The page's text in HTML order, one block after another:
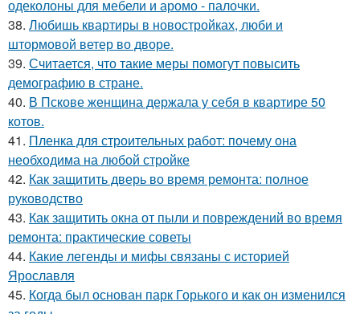
одеколоны для мебели и аромо - палочки.
38. Любишь квартиры в новостройках, люби и
штормовой ветер во дворе.
39. Считается, что такие меры помогут повысить
демографию в стране.
40. В Пскове женщина держала у себя в квартире 50
котов.
41. Пленка для строительных работ: почему она
необходима на любой стройке
42. Как защитить дверь во время ремонта: полное
руководство
43. Как защитить окна от пыли и повреждений во время
ремонта: практические советы
44. Какие легенды и мифы связаны с историей
Ярославля
45. Когда был основан парк Горького и как он изменился